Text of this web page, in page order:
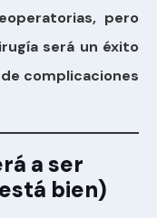
pero
será un éxito
complicaciones
a ser
bien)